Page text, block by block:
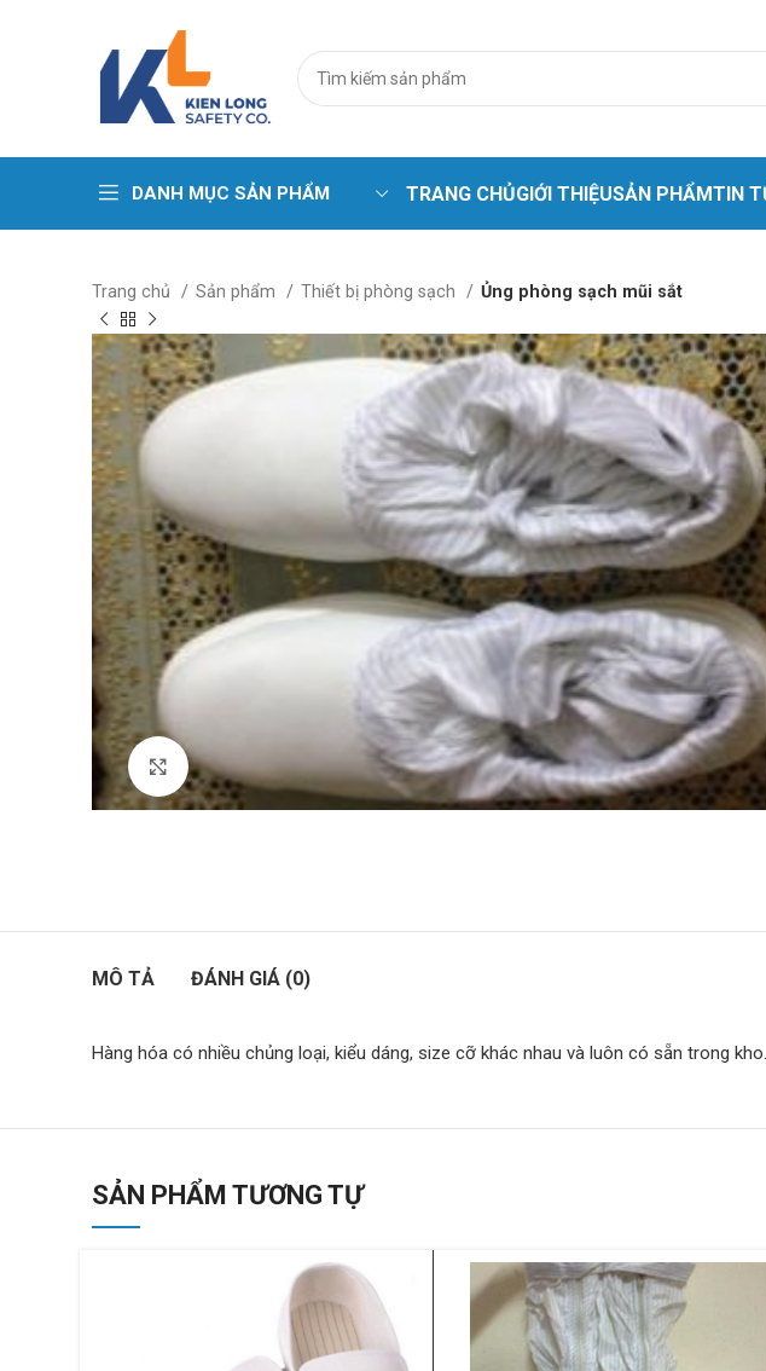
DANH MỤC SẢN PHẨM
Trang phục cá nhân
Áo gile kỹ thuật
Áo lưới phản quang
Bộ sưu tập maket quần áo
Quần áo chịu hóa chất
Quần áo chịu nhiệt cách
nhiệt
Quần áo chống điện từ
trường
Quần áo mưa
Bảng mã vải
TRANG CHỦGIỚI THIỆUSẢN PHẨMTIN
Trang chủ Sản phẩm Thiết bị phòng sạch Ủng phòng sạch mũi sắt
Click to enlarge
MÔ TẢ ĐÁNH GIÁ (0)
Hàng hóa có nhiều chủng loại, kiểu dáng, size cỡ khác nhau và luôn có sẵn trong kho.
SẢN PHẨM TƯƠNG TỰ